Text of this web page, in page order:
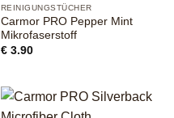
REINIGUNGSTÜCHER
Carmor PRO Pepper Mint
Mikrofaserstoff
€3.90